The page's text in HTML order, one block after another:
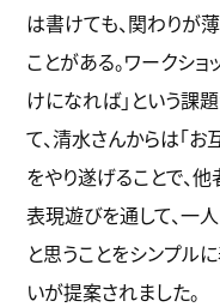
は書けても、関わりが
ことがある。ワークシ
けになれば」という課
て、清水さんからは「
をやり遂げることで、
表現遊びを通して、一
と思うことをシンプル
いが提案されました。